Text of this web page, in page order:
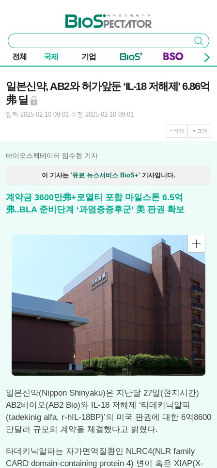
바이오스펙테이터
통
합
검
색
검색
전체 국제 기업
일본신약, AB2와 허가앞둔 ‘IL-18 저해제’ 6.86억
弗 딜
입력 2025-02-10 09:01 수정 2025-02-10 09:01
작게 크게
바이오스펙테이터 임수현 기자
이 기사는 '유료 뉴스서비스 BioS+' 기사입니다.
계약금 3600만弗+로열티 포함 마일스톤 6.5억
弗..BLA 준비단계 ‘과염증증후군’ 美 판권 확보
일본신약(Nippon Shinyaku)은 지난달 27일(현지시간)
AB2바이오(AB2 Bio)와 IL-18 저해제 ‘타데키닉알파
(tadekinig alfa, r-hIL-18BP)’의 미국 판권에 대한 6억8600
만달러 규모의 계약을 체결했다고 밝혔다.
타데키닉알파는 자가면역질환인 NLRC4(NLR family
CARD domain-containing protein 4) 변이 혹은 XIAP(X-